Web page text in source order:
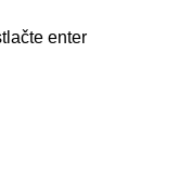
enter